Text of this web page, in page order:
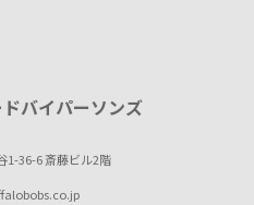
バイパーソンズ
1-36-6 斎藤ビル2階